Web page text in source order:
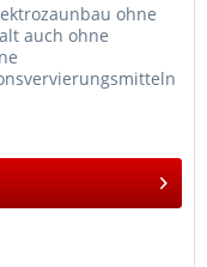
ohne
auch ohne